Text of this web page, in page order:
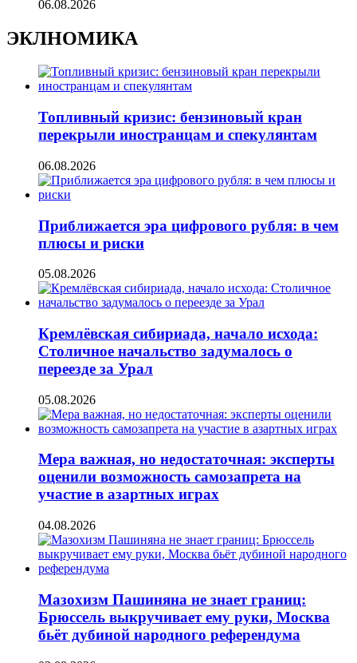
06.08.2026
ЭКЛНОМИКА
Топливный кризис: бензиновый кран
перекрыли иностранцам и спекулянтам
06.08.2026
Приближается эра цифрового рубля: в чем
плюсы и риски
05.08.2026
Кремлёвская сибириада, начало исхода:
Столичное начальство задумалось о
переезде за Урал
05.08.2026
Мера важная, но недостаточная: эксперты
оценили возможность самозапрета на
участие в азартных играх
04.08.2026
Мазохизм Пашиняна не знает границ:
Брюссель выкручивает ему руки, Москва
бьёт дубиной народного референдума